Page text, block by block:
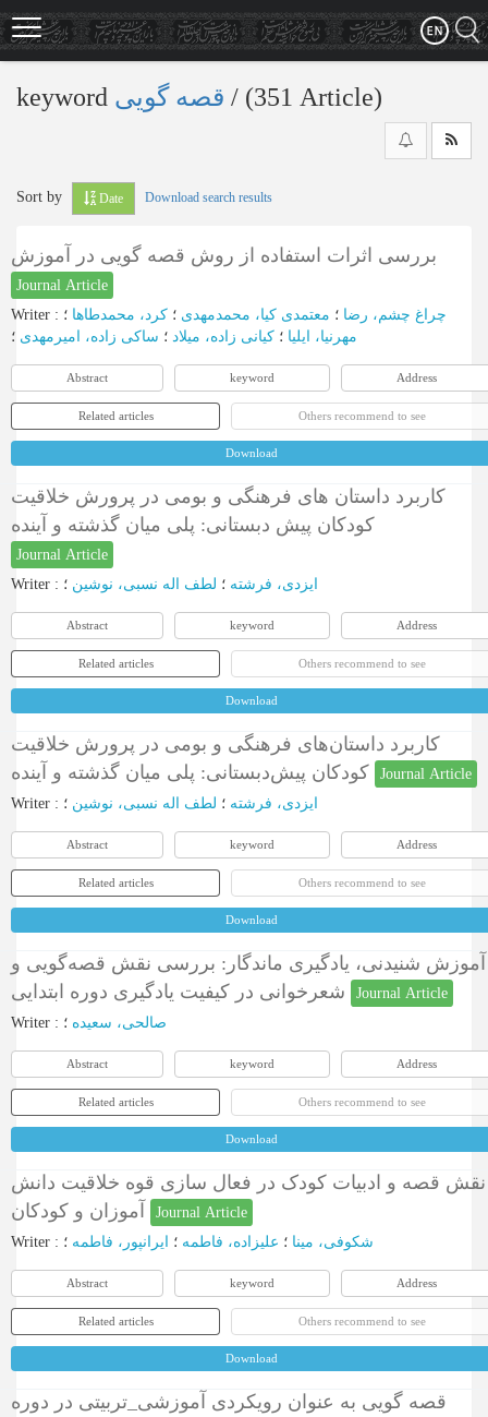
Skip
to
main
keyword ‎/ (351 Article)
Sort by Date Download search results
بررسی اثرات استفاده از روش قصه گویی در آموزش
Journal Article
Writer : چراغ چشم، رضا ؛ معتمدی کیا، محمدمهدی ؛ کرد، محمدطاها ؛
مهرنیا، ایلیا ؛ کیانی زاده، میلاد ؛ ساکی زاده، امیرمهدی ؛
Abstract keyword Address
Related articles Others recommend to see
Download
کاربرد داستان های فرهنگی و بومی در پرورش خلاقیت
کودکان پیش دبستانی: پلی میان گذشته و آینده
Journal Article
Writer : ایزدی، فرشته ؛ لطف اله نسبی، نوشین ؛
Abstract keyword Address
Related articles Others recommend to see
Download
کاربرد داستان‌های فرهنگی و بومی در پرورش خلاقیت
Journal Article
Writer : ایزدی، فرشته ؛ لطف اله نسبی، نوشین ؛
Abstract keyword Address
Related articles Others recommend to see
Download
آموزش شنیدنی، یادگیری ماندگار: بررسی نقش قصه‌گویی و
Journal Article
Writer : صالحی، سعیده ؛
Abstract keyword Address
Related articles Others recommend to see
Download
نقش قصه و ادبیات کودک در فعال سازی قوه خلاقیت دانش
Journal Article
Writer : شکوفی، مینا ؛ علیزاده، فاطمه ؛ ایرانپور، فاطمه ؛
Abstract keyword Address
Related articles Others recommend to see
Download
قصه گویی به عنوان رویکردی آموزشی_تربیتی در دوره